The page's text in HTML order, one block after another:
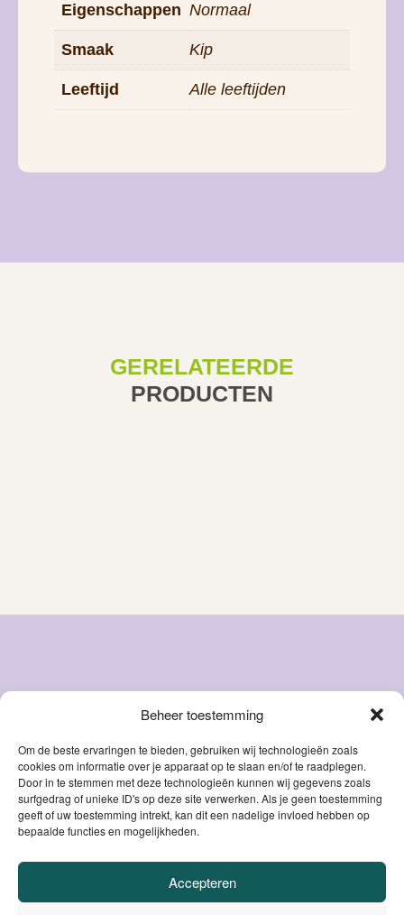
Beheer toestemming
Om de beste ervaringen te bieden, gebruiken wij technologieën zoals
cookies om informatie over je apparaat op te slaan en/of te raadplegen.
Door in te stemmen met deze technologieën kunnen wij gegevens zoals
surfgedrag of unieke ID's op deze site verwerken. Als je geen toestemming
geeft of uw toestemming intrekt, kan dit een nadelige invloed hebben op
bepaalde functies en mogelijkheden.
Accepteren
Eigenschappen Normaal
Smaak Kip
Leeftijd Alle leeftijden
GERELATEERDE
PRODUCTEN
Snacks
Droog
voer
Accessoires
Over ons
Blog
Contact
Mijn account